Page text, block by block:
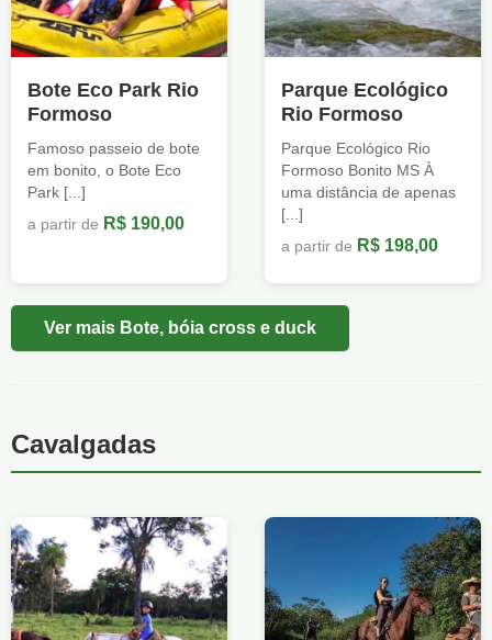
Bote Eco Park Rio
Formoso
Famoso passeio de bote
em bonito, o Bote Eco
Park [...]
a partir de R$ 190,00
Parque Ecológico
Rio Formoso
Parque Ecológico Rio
Formoso Bonito MS À
uma distância de apenas
[...]
a partir de R$ 198,00
Ver mais Bote, bóia cross e duck
Cavalgadas